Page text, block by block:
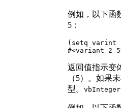
例如，以下函
5：
(setq varint
#<variant 2
返回值指示变
（5）。如果
型。 vbInteger